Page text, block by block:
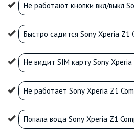
Не работают кнопки вкл/выкл
Быстро садится Sony Xperia Z1
Не видит SIM карту Sony
Не работает Sony Xperia Z1
Попала вода Sony Xperia Z1